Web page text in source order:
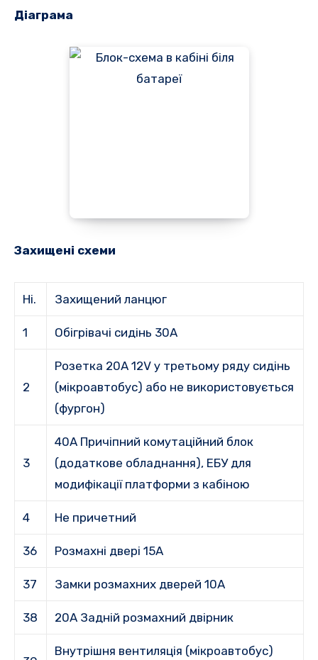
Діаграма
Захищені схеми
Ні. Захищений ланцюг
1 Обігрівачі сидінь 30A
2
Розетка 20A 12V у третьому ряду сидінь
(мікроавтобус) або не використовується
(фургон)
3
40A Причіпний комутаційний блок
(додаткове обладнання), ЕБУ для
модифікації платформи з кабіною
4 Не причетний
36 Розмахні двері 15A
37 Замки розмахних дверей 10A
38 20A Задній розмахний двірник
Внутрішня вентиляція (мікроавтобус)